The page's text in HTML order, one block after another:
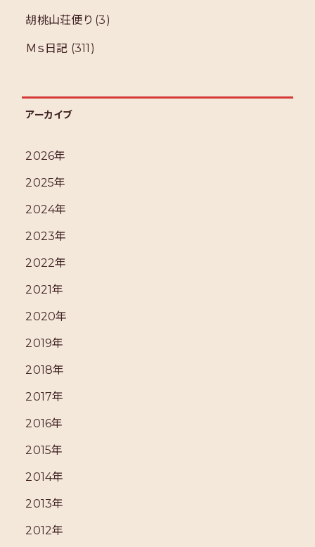
胡桃山荘便り (3)
Ｍｓ日記 (311)
アーカイブ
2026年
2025年
2024年
2023年
2022年
2021年
2020年
2019年
2018年
2017年
2016年
2015年
2014年
2013年
2012年